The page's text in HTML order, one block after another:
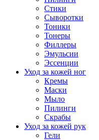
Стики
Сыворотки
Тоники
Тонеры
Филлеры
Эмульсии
Эссенции
Уход за кожей ног
Кремы
Маски
Мыло
Пилинги
Скрабы
Уход за кожей рук
Гели